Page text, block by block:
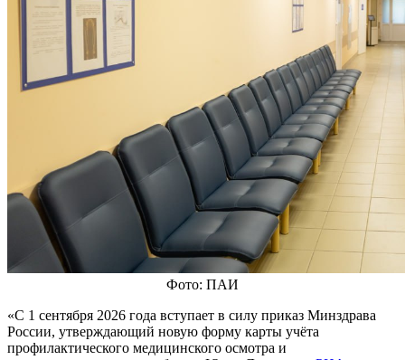
Фото: ПАИ
«С 1 сентября 2026 года вступает в силу приказ Минздрава
России, утверждающий новую форму карты учёта
профилактического медицинского осмотра и